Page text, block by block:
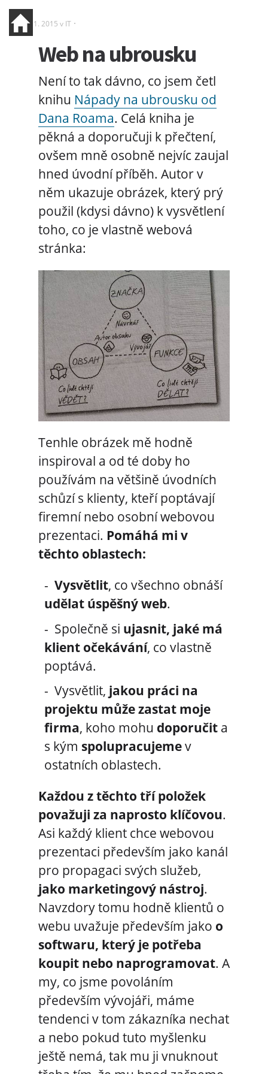
19. 1. 2015 v IT
Web na ubrousku
Není to tak dávno, co jsem četl
knihu Nápady na ubrousku od
Dana Roama. Celá kniha je
pěkná a doporučuji k přečtení,
ovšem mně osobně nejvíc zaujal
hned úvodní příběh. Autor v
něm ukazuje obrázek, který prý
použil (kdysi dávno) k vysvětlení
toho, co je vlastně webová
stránka:
Tenhle obrázek mě hodně
inspiroval a od té doby ho
používám na většině úvodních
schůzí s klienty, kteří poptávají
firemní nebo osobní webovou
prezentaci. Pomáhá mi v
těchto oblastech:
Vysvětlit, co všechno obnáší
udělat úspěšný web.
Společně si ujasnit, jaké má
klient očekávání, co vlastně
poptává.
Vysvětlit, jakou práci na
projektu může zastat moje
firma, koho mohu doporučita
s kým spolupracujemev
ostatních oblastech.
Každou z těchto tří položek
považuji za naprosto klíčovou.
Asi každý klient chce webovou
prezentaci především jako kanál
pro propagaci svých služeb,
jako marketingový nástroj.
Navzdory tomu hodně klientů o
webu uvažuje především jako o
softwaru, který je potřeba
koupit nebo naprogramovat. A
my, co jsme povoláním
především vývojáři, máme
tendenci v tom zákazníka nechat
a nebo pokud tuto myšlenku
ještě nemá, tak mu ji vnuknout